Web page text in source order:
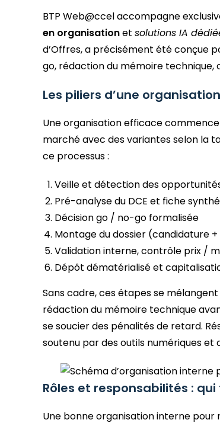
BTP Web@ccel accompagne
en organisationet solutions IA
d’Offres, a précisément été conçue
go, rédaction du mémoire technique,
Les piliers d’une
Une organisation efficace
marché avec des variantes selon la
ce processus :
Veille et détection des
Pré-analyse du DCE et fiche
Décision go / no-go formalisée
Montage du dossier (candidature
Validation interne, contrôle prix /
Dépôt dématérialisé et
Sans cadre, ces étapes se
rédaction du mémoire technique
se soucier des pénalités de retard.
soutenu par des outils numériques
Rôles et responsabilités : qui
Une bonne organisation interne pour